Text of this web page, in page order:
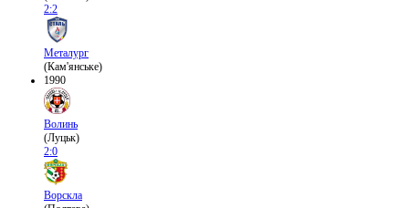
2:2
Металург
(Кам'янське)
1990
Волинь
(Луцьк)
2:0
Ворскла